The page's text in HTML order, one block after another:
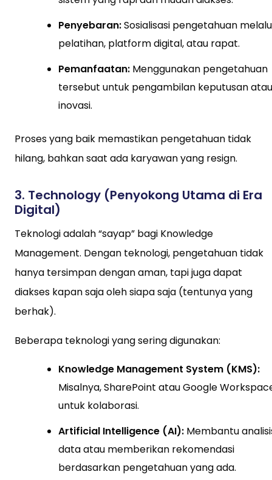
Penyebaran:Sosialisasi pengetahuan
pelatihan, platform digital, atau rapat.
Pemanfaatan: Menggunakan pengetahuan
tersebut untuk pengambilan keputusan atau
inovasi.
Proses yang baik memastikan pengetahuan tidak
hilang, bahkan saat ada karyawan yang resign.
3. Technology (Penyokong Utama di Era
Digital)
Teknologi adalah “sayap” bagi Knowledge
Management. Dengan teknologi, pengetahuan tidak
hanya tersimpan dengan aman, tapi juga dapat
diakses kapan saja oleh siapa saja (tentunya yang
berhak).
Beberapa teknologi yang sering digunakan:
Knowledge Management System (KMS):
Misalnya, SharePoint atau Google
untuk kolaborasi.
Artificial Intelligence (AI): Membantu
data atau memberikan rekomendasi
berdasarkan pengetahuan yang ada.